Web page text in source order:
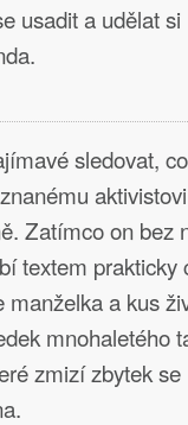
usadit a udělat
sledovat,
Zatímco on bez
textem prakticky
manželka a kus
mnohaletého
zmizí zbytek